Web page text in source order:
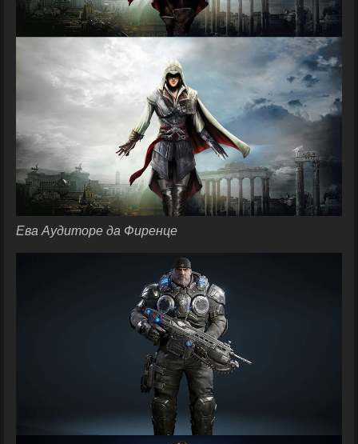
Ева Аудиторе да Фиренце